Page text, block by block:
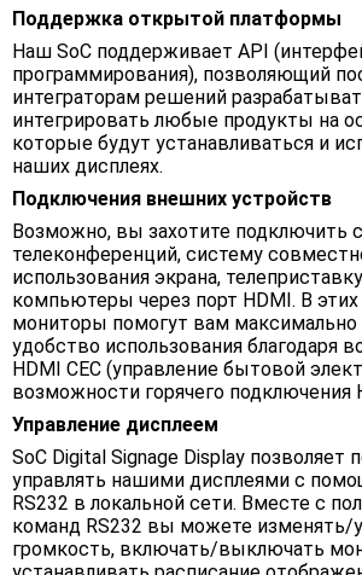
Поддержка открытой платформы
Наш SoC поддерживает API
программирования), позволяющий
интеграторам решений
интегрировать любые продукты на
которые будут устанавливаться и
наших дисплеях.
Подключения внешних устройств
Возможно, вы захотите подключить
телеконференций, систему
использования экрана,
компьютеры через порт HDMI. В
мониторы помогут вам
удобство использования благодаря
HDMI CEC (управление бытовой
возможности горячего подключения
Управление дисплеем
SoC Digital Signage Display позволяет
управлять нашими дисплеями с
RS232 в локальной сети. Вместе с
команд RS232 вы можете изменять/
громкость, включать/выключать